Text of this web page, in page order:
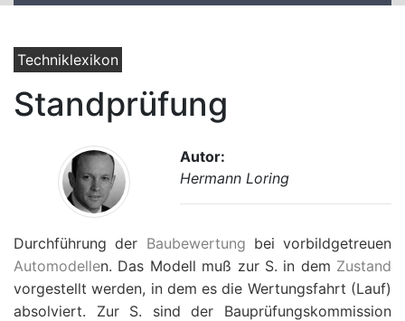
Techniklexikon
Standprüfung
Autor:
Hermann Loring
Durchführung der Baubewertung bei vorbildgetreuen
Automodellen. Das Modell muß zur S. in dem Zustand
vorgestellt werden, in dem es die Wertungsfahrt (Lauf)
absolviert. Zur S. sind der Bauprüfungskommission